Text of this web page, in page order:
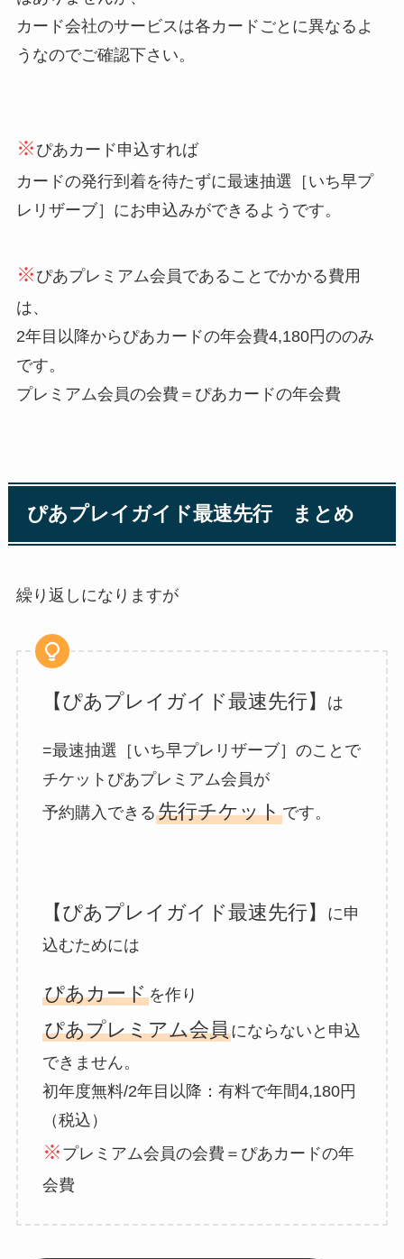
カード会社のサービスは各カードごとに異なるよ
うなのでご確認下さい。
※ ぴあカード申込すれば
カードの発行到着を待たずに最速抽選［いち早プ
レリザーブ］にお申込みができるようです。
※ ぴあプレミアム会員であることでかかる費用
は、
2年目以降からぴあカードの年会費4,180円ののみ
です。
プレミアム会員の会費＝ぴあカードの年会費
ぴあプレイガイド最速先行 まとめ
繰り返しになりますが
【ぴあプレイガイド最速先行】 は
=最速抽選［いち早プレリザーブ］のことで
チケットぴあプレミアム会員が
予約購入できる先行チケットです。
【ぴあプレイガイド最速先行】
に申
込むためには
ぴあカードを作り
ぴあプレミアム会員にならないと申込
できません。
初年度無料/2年目以降：有料で年間4,180円
（税込）
※ プレミアム会員の会費＝ぴあカードの年
会費